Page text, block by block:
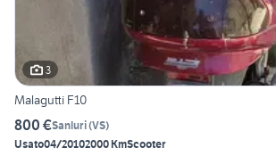
3
Malagutti F10
800 €Sanluri(VS)
Usato04/20102000 KmScooter